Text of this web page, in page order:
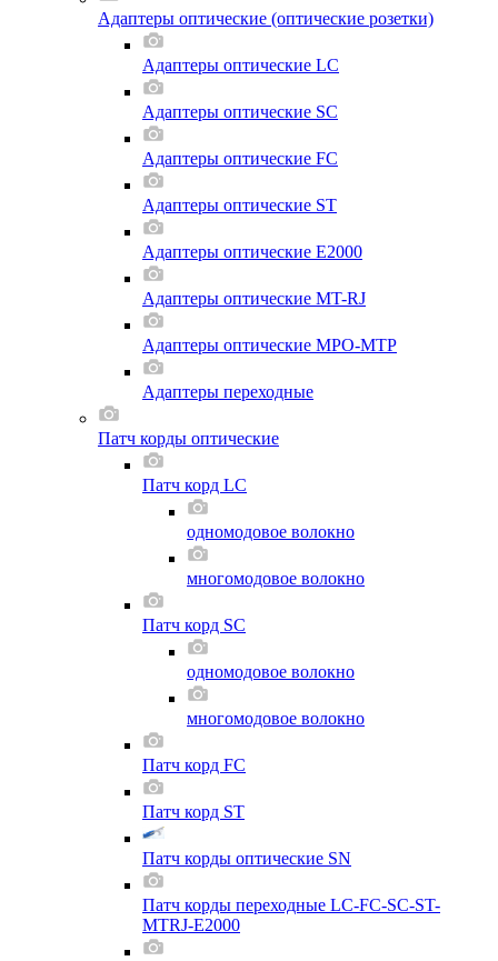
Адаптеры оптические (оптические розетки)
Адаптеры оптические LC
Адаптеры оптические SC
Адаптеры оптические FC
Адаптеры оптические ST
Адаптеры оптические E2000
Адаптеры оптические MT-RJ
Адаптеры оптические MPO-MTP
Адаптеры переходные
Патч корды оптические
Патч корд LC
одномодовое волокно
многомодовое волокно
Патч корд SC
одномодовое волокно
многомодовое волокно
Патч корд FC
Патч корд ST
Патч корды оптические SN
Патч корды переходные LC-FC-SC-ST-
MTRJ-E2000